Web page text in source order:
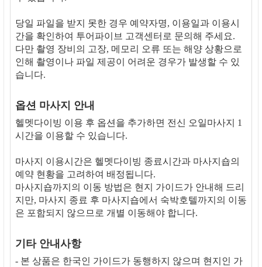
당일 파일을 받지 못한 경우 예약자명, 이용일과 이용시
간을 확인하여 투어파이브 고객센터로 문의해 주세요.
다만 촬영 장비의 고장, 메모리 오류 또는 해양 상황으로
인해 촬영이나 파일 제공이 어려운 경우가 발생할 수 있
습니다.
옵션 마사지 안내
헬멧다이빙 이용 후 옵션을 추가하면 전신 오일마사지 1
시간을 이용할 수 있습니다.
마사지 이용시간은 헬멧다이빙 종료시간과 마사지숍의
예약 현황을 고려하여 배정됩니다.
마사지숍까지의 이동 방법은 현지 가이드가 안내해 드리
지만, 마사지 종료 후 마사지숍에서 숙박호텔까지의 이동
은 포함되지 않으므로 개별 이동해야 합니다.
기타 안내사항
- 본 상품은 한국인 가이드가 동행하지 않으며 현지인 가